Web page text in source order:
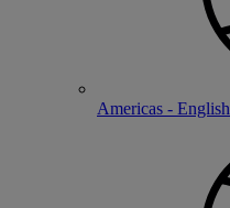
Americas - English